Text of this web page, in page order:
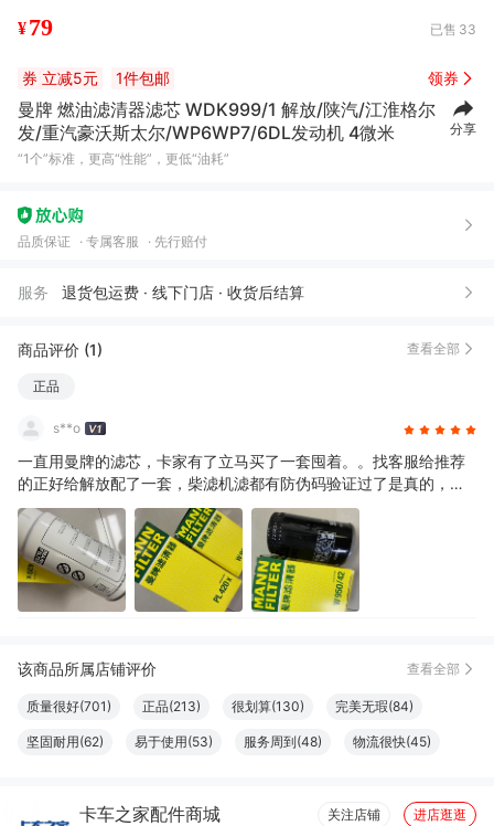
¥79 已售 33
券 立减5元 1件包邮 领券
曼牌 燃油滤清器滤芯 WDK999/1 解放/陕汽/江淮格尔
发/重汽豪沃斯太尔/WP6WP7/6DL发动机 4微米
“1个”标准，更高“性能”，更低“油耗”
分享
品质保证 专属客服 先行赔付
服务 退货包运费 · 线下门店 · 收货后结算
商品评价 (1) 查看全部
正品
s**o
一直用曼牌的滤芯，卡家有了立马买了一套囤着。。找客服给推荐
的正好给解放配了一套，柴滤机滤都有防伪码验证过了是真的，等
过两天保养了就换上
该商品所属店铺评价 查看全部
质量很好(701) 正品(213) 很划算(130) 完美无瑕(84)
坚固耐用(62) 易于使用(53) 服务周到(48) 物流很快(45)
包装很好(11) 方便实用(11) 清洁干净(11)
卡车之家配件商城 关注店铺 进店逛逛